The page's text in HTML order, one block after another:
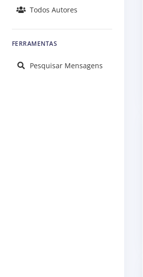
Todos Autores
FERRAMENTAS
Pesquisar Mensagens